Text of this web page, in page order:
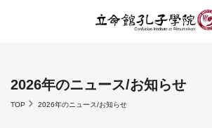
2026年のニュース/お知らせ
TOP 2026年のニュース/お知らせ